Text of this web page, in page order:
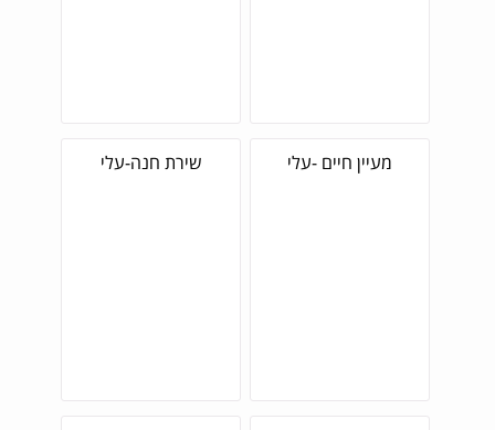
מעיין חיים -עלי שירת חנה-עלי